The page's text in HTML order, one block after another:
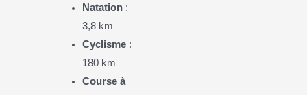
Natation :
3,8 km
Cyclisme :
180 km
Course à